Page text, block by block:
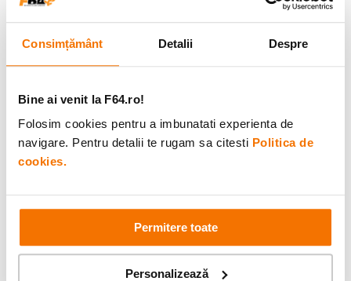
Consimțământ Detalii Despre
Bine ai venit la F64.ro!
Folosim cookies pentru a imbunatati experienta de
navigare. Pentru detalii te rugam sa citesti Politica de
cookies.
Permitere toate
Personalizează